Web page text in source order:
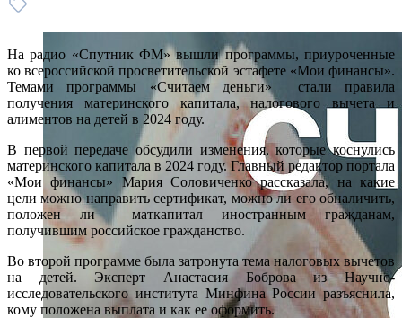
На радио «Спутник ФМ» вышли программы, приуроченные
ко всероссийской просветительской эстафете «Мои финансы».
Темами программы «Считаем деньги» стали правила
получения материнского капитала, налогового вычета и
алиментов на детей в 2024 году.
В первой передаче обсудили изменения, которые коснулись
материнского капитала в 2024 году. Главный редактор портала
«Мои финансы» Мария Соловиченко рассказала, на какие
цели можно направить сертификат, можно ли его обналичить,
положен ли маткапитал иностранным гражданам,
получившим российское гражданство.
Во второй программе была затронута тема налоговых вычетов
на детей. Эксперт Анастасия Боброва из Научно-
исследовательского института Минфина России разъяснила,
кому положена выплата и как ее оформить.